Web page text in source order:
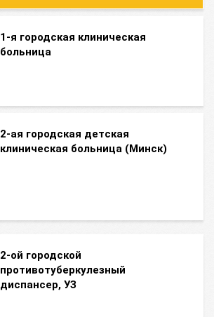
1-я городская клиническая
больница
2-ая городская детская
клиническая больница (Минск)
2-ой городской
противотуберкулезный
диспансер, УЗ